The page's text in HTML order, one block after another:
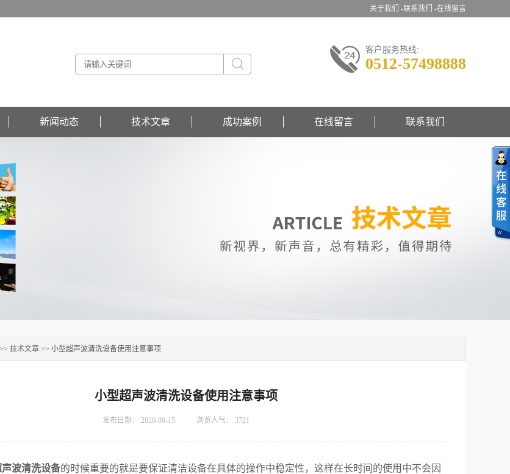
关于我们 -联系我们 -在线留言
客户服务热线:
0512-57498888
新闻动态 技术文章 成功案例 在线留言 联系我们
>> 技术文章 >> 小型超声波清洗设备使用注意事项
小型超声波清洗设备使用注意事项
发布日期： 2020-06-15 浏览人气： 3721
波清洗设备的时候重要的就是要保证清洁设备在具体的操作中稳定性，这样在长时间的使用中不会因